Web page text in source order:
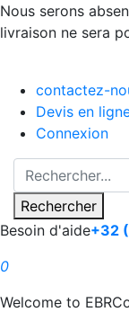
Nous serons
livraison ne sera
contactez-
Devis en
Connexion
Rechercher
Besoin d'aide+32
0
Welcome to